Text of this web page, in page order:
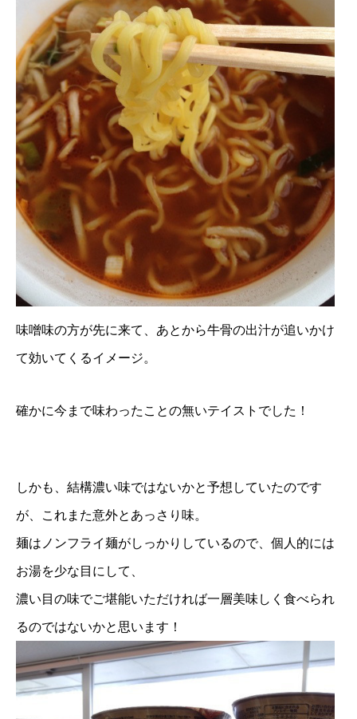
味噌味の方が先に来て、あとから牛骨の出汁が追いかけ
て効いてくるイメージ。
確かに今まで味わったことの無いテイストでした！
しかも、結構濃い味ではないかと予想していたのです
が、これまた意外とあっさり味。
麺はノンフライ麺がしっかりしているので、個人的には
お湯を少な目にして、
濃い目の味でご堪能いただければ一層美味しく食べられ
るのではないかと思います！